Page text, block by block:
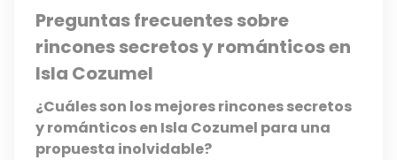
Preguntas frecuentes sobre
rincones secretos y románticos en
Isla Cozumel
¿Cuáles son los mejores rincones secretos
y románticos en Isla Cozumel para una
propuesta inolvidable?